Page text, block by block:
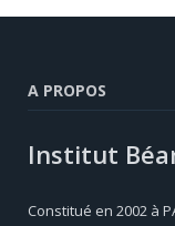
A PROPOS
Institut
Constitué en 2002 à